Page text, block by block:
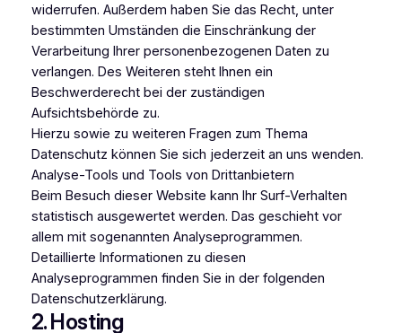
widerrufen. Außerdem haben Sie das Recht, unter
bestimmten Umständen die Einschränkung der
Verarbeitung Ihrer personenbezogenen Daten zu
verlangen. Des Weiteren steht Ihnen ein
Beschwerderecht bei der zuständigen
Aufsichtsbehörde zu.
Hierzu sowie zu weiteren Fragen zum Thema
Datenschutz können Sie sich jederzeit an uns wenden.
Analyse-Tools und Tools von Dritt­anbietern
Beim Besuch dieser Website kann Ihr Surf-Verhalten
statistisch ausgewertet werden. Das geschieht vor
allem mit sogenannten Analyseprogrammen.
Detaillierte Informationen zu diesen
Analyseprogrammen finden Sie in der folgenden
Datenschutzerklärung.
2. Hosting